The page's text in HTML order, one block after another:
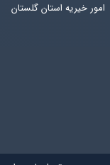
امور خیریه استان گلستان